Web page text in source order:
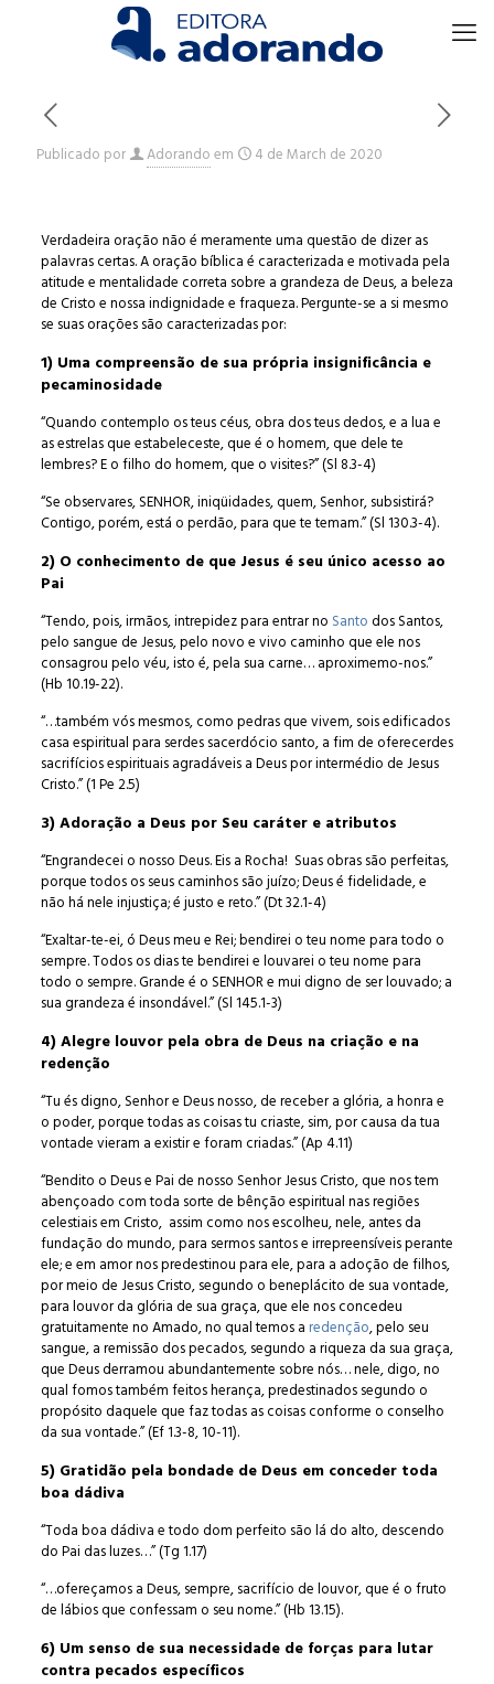
Publicado por Adorandoem 4 de March de 2020
Verdadeira oração não é meramente uma questão de dizer as
palavras certas. A oração bíblica é caracterizada e motivada pela
atitude e mentalidade correta sobre a grandeza de Deus, a beleza
de Cristo e nossa indignidade e fraqueza. Pergunte-se a si mesmo
se suas orações são caracterizadas por:
1) Uma compreensão de sua própria insignificância e
pecaminosidade
“Quando contemplo os teus céus, obra dos teus dedos, e a lua e
as estrelas que estabeleceste, que é o homem, que dele te
lembres? E o filho do homem, que o visites?” (Sl 8.3-4)
“Se observares, SENHOR, iniqüidades, quem, Senhor, subsistirá?
Contigo, porém, está o perdão, para que te temam.” (Sl 130.3-4).
2) O conhecimento de que Jesus é seu único acesso ao
Pai
“Tendo, pois, irmãos, intrepidez para entrar no Santo dos Santos,
pelo sangue de Jesus, pelo novo e vivo caminho que ele nos
consagrou pelo véu, isto é, pela sua carne… aproximemo-nos.”
(Hb 10.19-22).
“…também vós mesmos, como pedras que vivem, sois edificados
casa espiritual para serdes sacerdócio santo, a fim de oferecerdes
sacrifícios espirituais agradáveis a Deus por intermédio de Jesus
Cristo.” (1 Pe 2.5)
3) Adoração a Deus por Seu caráter e atributos
“Engrandecei o nosso Deus. Eis a Rocha! Suas obras são perfeitas,
porque todos os seus caminhos são juízo; Deus é fidelidade, e
não há nele injustiça; é justo e reto.” (Dt 32.1-4)
“Exaltar-te-ei, ó Deus meu e Rei; bendirei o teu nome para todo o
sempre. Todos os dias te bendirei e louvarei o teu nome para
todo o sempre. Grande é o SENHOR e mui digno de ser louvado; a
sua grandeza é insondável.” (Sl 145.1-3)
4) Alegre louvor pela obra de Deus na criação e na
redenção
“Tu és digno, Senhor e Deus nosso, de receber a glória, a honra e
o poder, porque todas as coisas tu criaste, sim, por causa da tua
vontade vieram a existir e foram criadas.” (Ap 4.11)
“Bendito o Deus e Pai de nosso Senhor Jesus Cristo, que nos tem
abençoado com toda sorte de bênção espiritual nas regiões
celestiais em Cristo, assim como nos escolheu, nele, antes da
fundação do mundo, para sermos santos e irrepreensíveis perante
ele; e em amor nos predestinou para ele, para a adoção de filhos,
por meio de Jesus Cristo, segundo o beneplácito de sua vontade,
para louvor da glória de sua graça, que ele nos concedeu
gratuitamente no Amado, no qual temos a redenção, pelo seu
sangue, a remissão dos pecados, segundo a riqueza da sua graça,
que Deus derramou abundantemente sobre nós… nele, digo, no
qual fomos também feitos herança, predestinados segundo o
propósito daquele que faz todas as coisas conforme o conselho
da sua vontade.” (Ef 1.3-8, 10-11).
5) Gratidão pela bondade de Deus em conceder toda
boa dádiva
“Toda boa dádiva e todo dom perfeito são lá do alto, descendo
do Pai das luzes…” (Tg 1.17)
“…ofereçamos a Deus, sempre, sacrifício de louvor, que é o fruto
de lábios que confessam o seu nome.” (Hb 13.15).
6) Um senso de sua necessidade de forças para lutar
contra pecados específicos